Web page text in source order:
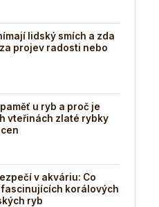
lidský smích a zda
projev radosti nebo
u ryb a proč je
vteřinách zlaté rybky
v akváriu: Co
fascinujících korálových
ryb